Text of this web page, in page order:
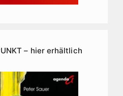
– hier erhältlich